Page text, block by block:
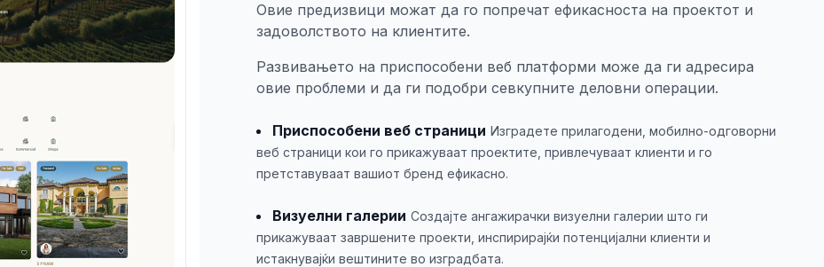
Овие предизвици можат да го попречат ефикасноста на проектот и
задоволството на клиентите.
Развивањето на приспособени веб платформи може да ги адресира
овие проблеми и да ги подобри севкупните деловни операции.
Приспособени веб страници Изградете прилагодени, мобилно-одговорни
веб страници кои го прикажуваат проектите, привлечуваат клиенти и го
претставуваат вашиот бренд ефикасно.
Визуелни галерии Создајте ангажирачки визуелни галерии што ги
прикажуваат завршените проекти, инспирирајќи потенцијални клиенти и
истакнувајќи вештините во изградбата.